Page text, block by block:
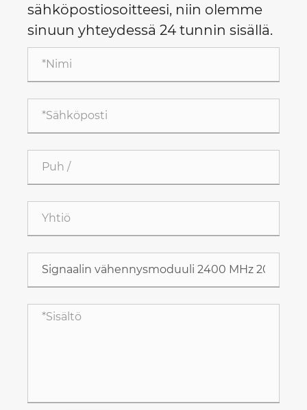
sähköpostiosoitteesi, niin olemme
sinuun yhteydessä 24 tunnin sisällä.